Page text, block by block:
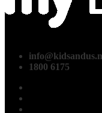
1800 6175